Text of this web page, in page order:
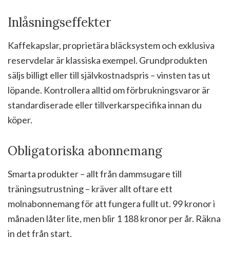
Inlåsningseffekter
Kaffekapslar, proprietära bläcksystem och exklusiva
reservdelar är klassiska exempel. Grundprodukten
säljs billigt eller till självkostnadspris – vinsten tas ut
löpande. Kontrollera alltid om förbrukningsvaror är
standardiserade eller tillverkarspecifika innan du
köper.
Obligatoriska abonnemang
Smarta produkter – allt från dammsugare till
träningsutrustning – kräver allt oftare ett
molnabonnemang för att fungera fullt ut. 99 kronor i
månaden låter lite, men blir 1 188 kronor per år. Räkna
in det från start.